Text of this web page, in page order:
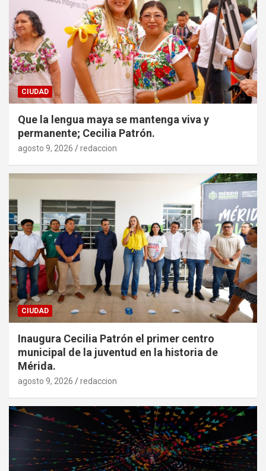
CIUDAD
Que la lengua maya se mantenga viva y
permanente; Cecilia Patrón.
agosto 9, 2026 redaccion
CIUDAD
Inaugura Cecilia Patrón el primer centro
municipal de la juventud en la historia de
Mérida.
agosto 9, 2026 redaccion